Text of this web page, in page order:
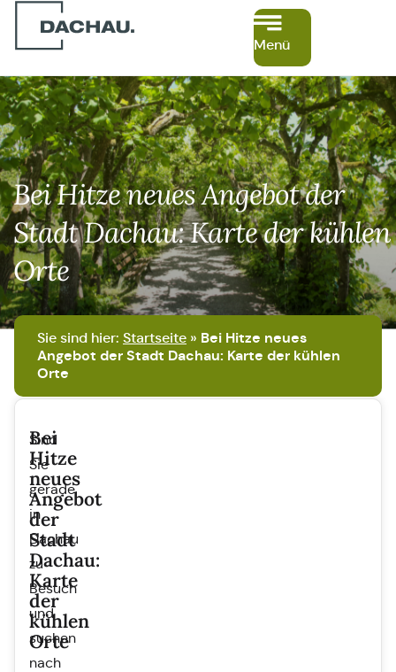
Menü
Sie sind hier: Startseite » Bei Hitze neues
Angebot der Stadt Dachau: Karte der kühlen
Orte
Bei Hitze neues Angebot der
Stadt Dachau: Karte der kühlen
Orte
Bei
Hitze
neues
Angebot
der
Stadt
Dachau:
Karte
der
kühlen
Orte
Sind
Sie
gerade
in
Dachau
zu
Besuch
und
suchen
nach